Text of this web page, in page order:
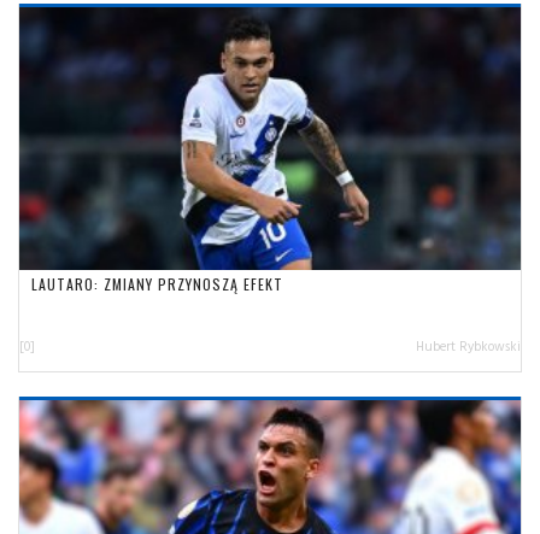
LAUTARO: ZMIANY PRZYNOSZĄ EFEKT
[0] Hubert Rybkowski